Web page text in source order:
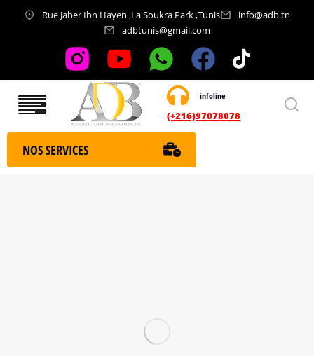
Rue Jaber Ibn Hayen ,La Soukra Park ,Tunis
info@adb.tn
adbtunis@gmail.com
infoline
(+216)97078078
Nos services
NOS SERVICES